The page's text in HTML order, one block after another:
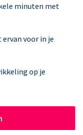
minuten met
voor in je
op je